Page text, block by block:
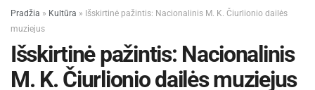
Pradžia » Kultūra » Išskirtinė pažintis: Nacionalinis M. K. Čiurlionio dailės
muziejus
Išskirtinė pažintis: Nacionalinis
M. K. Čiurlionio dailės muziejus